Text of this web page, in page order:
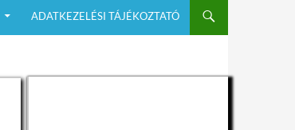
ADATKEZELÉSI TÁJÉKOZTATÓ